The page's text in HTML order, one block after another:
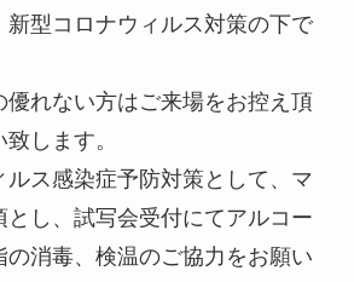
型コロナウィルス対策の下で
れない方はご来場をお控え頂
します。
ス感染症予防対策として、マ
とし、試写会受付にてアルコー
の消毒、検温のご協力をお願い